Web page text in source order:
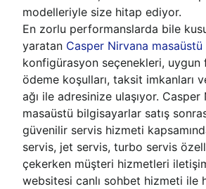
modelleriyle size hitap ediyor.
En zorlu performanslarda bile
yaratan Casper Nirvana
konfigürasyon seçenekleri, uygun
ödeme koşulları, taksit imkanları
ağı ile adresinize ulaşıyor. Casper
masaüstü bilgisayarlar satış
güvenilir servis hizmeti
servis, jet servis, turbo servis
çekerken müşteri hizmetleri
websitesi canlı sohbet hizmeti ile